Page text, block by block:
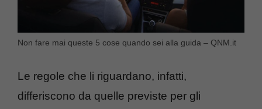
Non fare mai queste 5 cose quando sei alla guida – QNM.it
Le regole che li riguardano, infatti,
differiscono da quelle previste per gli